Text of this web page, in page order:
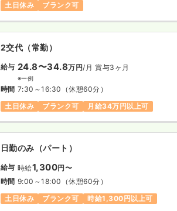
土日休み
ブランク可
2交代（常勤）
給与 24.8〜34.8万円/月 賞与3ヶ月
※一例
時間 7:30～16:30 （休憩60分）
土日休み
ブランク可 月給34万円以上可
日勤のみ（パート）
給与 時給1,300円〜
時間 9:00～18:00 （休憩60分）
土日休み
ブランク可 時給1,300円以上可